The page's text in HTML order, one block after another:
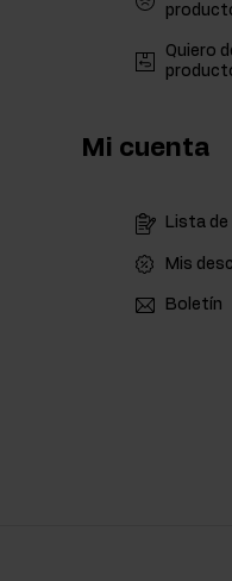
Quiero
Mi cuenta
Lista de
Mis
Boletín